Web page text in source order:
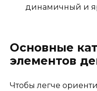
динамичный и
Основные
элементов
Чтобы легче